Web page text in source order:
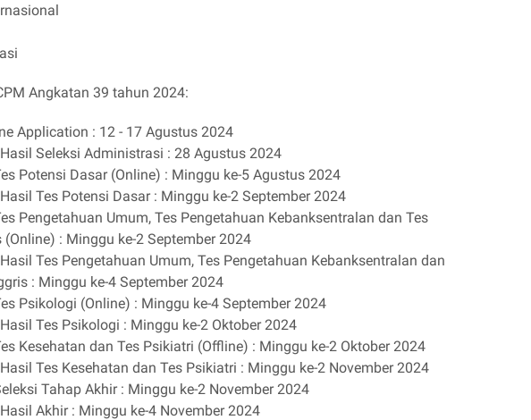
Angkatan 39 tahun 2024:
Application : 12 - 17 Agustus 2024
Seleksi Administrasi : 28 Agustus 2024
Potensi Dasar (Online) : Minggu ke-5 Agustus 2024
Tes Potensi Dasar : Minggu ke-2 September 2024
Pengetahuan Umum, Tes Pengetahuan Kebanksentralan dan Tes
(Online) : Minggu ke-2 September 2024
Tes Pengetahuan Umum, Tes Pengetahuan Kebanksentralan dan
: Minggu ke-4 September 2024
Psikologi (Online) : Minggu ke-4 September 2024
Tes Psikologi : Minggu ke-2 Oktober 2024
Kesehatan dan Tes Psikiatri (Offline) : Minggu ke-2 Oktober 2024
Tes Kesehatan dan Tes Psikiatri : Minggu ke-2 November 2024
Tahap Akhir : Minggu ke-2 November 2024
Akhir : Minggu ke-4 November 2024